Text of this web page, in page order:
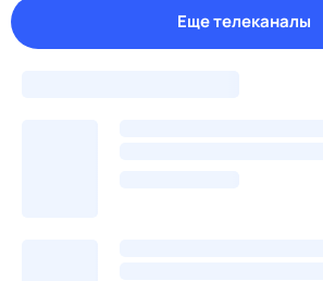
Еще телеканалы